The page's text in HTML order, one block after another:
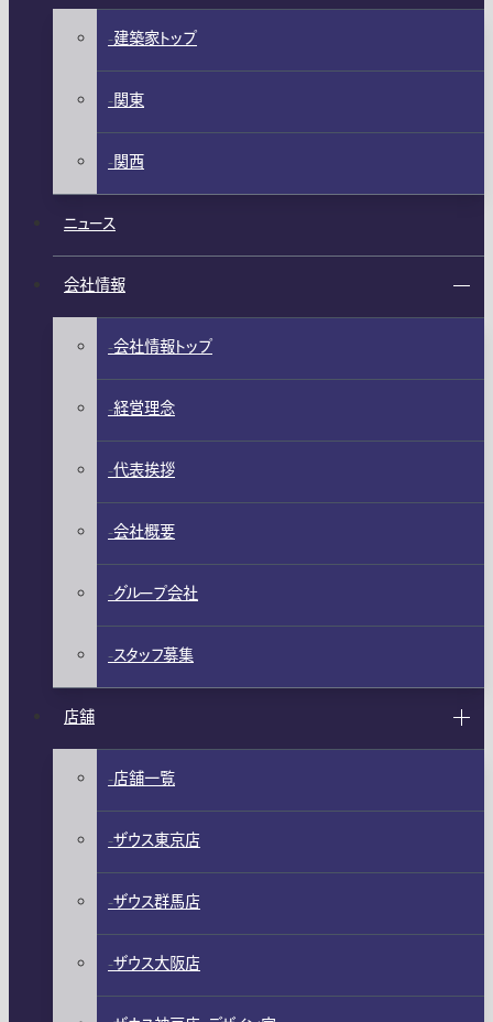
建築家トップ
関東
関西
ニュース
会社情報
会社情報トップ
経営理念
代表挨拶
会社概要
グループ会社
スタッフ募集
店舗
店舗一覧
ザウス東京店
ザウス群馬店
ザウス大阪店